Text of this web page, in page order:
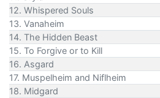
12. Whispered Souls
13. Vanaheim
14. The Hidden Beast
15. To Forgive or to Kill
16. Asgard
17. Muspelheim and Niflheim
18. Midgard